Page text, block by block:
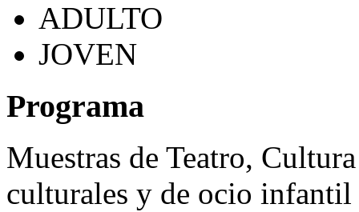
ADULTO
JOVEN
Programa
Muestras de Teatro,
culturales y de ocio infantil